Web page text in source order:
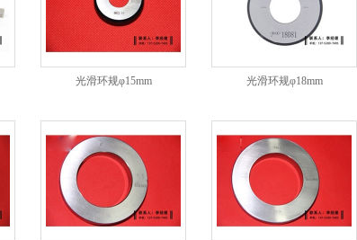
光滑环规φ15mm 光滑环规φ18mm